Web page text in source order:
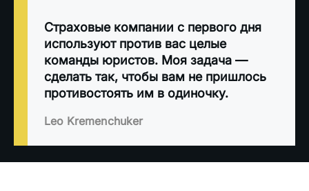
Страховые компании с первого дня
используют против вас целые
команды юристов. Моя задача —
сделать так, чтобы вам не пришлось
противостоять им в одиночку.
Leo Kremenchuker